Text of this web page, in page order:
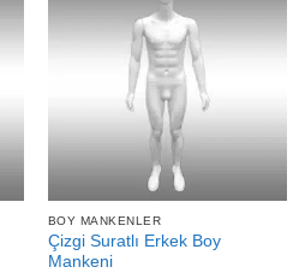
BOY MANKENLER
Çizgi Suratlı Erkek Boy
Mankeni